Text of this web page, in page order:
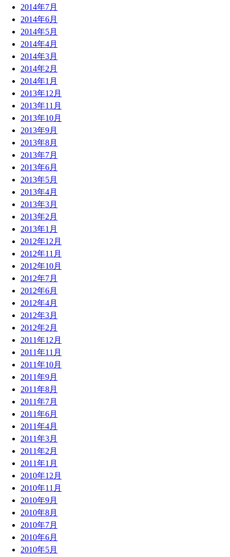
2014年7月
2014年6月
2014年5月
2014年4月
2014年3月
2014年2月
2014年1月
2013年12月
2013年11月
2013年10月
2013年9月
2013年8月
2013年7月
2013年6月
2013年5月
2013年4月
2013年3月
2013年2月
2013年1月
2012年12月
2012年11月
2012年10月
2012年7月
2012年6月
2012年4月
2012年3月
2012年2月
2011年12月
2011年11月
2011年10月
2011年9月
2011年8月
2011年7月
2011年6月
2011年4月
2011年3月
2011年2月
2011年1月
2010年12月
2010年11月
2010年9月
2010年8月
2010年7月
2010年6月
2010年5月